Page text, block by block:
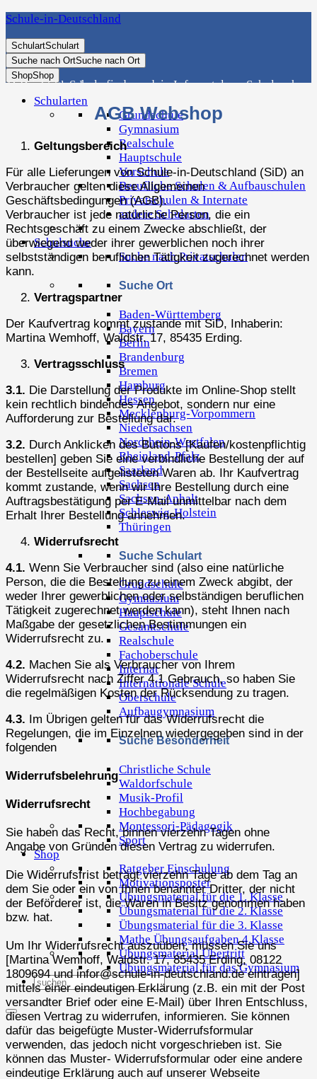
Schule-in-Deutschland
SchulartSchulart
Suche nach OrtSuche nach Ort
ShopShop
Schularten
Grundschule
Gymnasium
Realschule
Hauptschule
Vorschule
Berufliche Schulen & Aufbauschulen
Privatschulen & Internate
andere Schularten
Schulsuche
Suche nach Privatschulen
Suche Ort
Baden-Württemberg
Bayern
Berlin
Brandenburg
Bremen
Hamburg
Hessen
Mecklenburg-Vorpommern
Niedersachsen
Nordrhein-Westfalen
Rheinland-Pfalz
Saarland
Sachsen
Sachsen-Anhalt
Schleswig-Holstein
Thüringen
Suche Schulart
Grundschule
Gymnasium
Hauptschule
Gesamtschule
Realschule
Fachoberschule
Internat
Internationale Schule
Oberschule
Aufbaugymnasium
Suche Besonderheit
Christliche Schule
Waldorfschule
Musik-Profil
Hochbegabung
Montessori-Pädagogik
Sport
Shop
Ratgeber Einschulung
Motivationsposter
Übungsmaterial für die 1. Klasse
Übungsmaterial für die 2. Klasse
Übungsmaterial für die 3. Klasse
Mathe Übungsaufgaben 4.Klasse
Übungsmaterial Übertritt
Übungsmaterial für das Gymnasium
Die richtige Schule finden - dein Infoportal zur Schulsuche in Deutschland
AGB Webshop
Geltungsbereich
Für alle Lieferungen von Schule-in-Deutschland (SiD) an
Verbraucher gelten diese Allgemeinen
Geschäftsbedingungen (AGB).
Verbraucher ist jede natürliche Person, die ein
Rechtsgeschäft zu einem Zwecke abschließt, der
überwiegend weder ihrer gewerblichen noch ihrer
selbstständigen beruflichen Tätigkeit zugerechnet werden
kann.
Vertragspartner
Der Kaufvertrag kommt zustande mit SiD, Inhaberin:
Martina Wemhoff, Waldstr. 17, 85435 Erding.
Vertragsschluss
3.1. Die Darstellung der Produkte im Online-Shop stellt
kein rechtlich bindendes Angebot, sondern nur eine
Aufforderung zur Bestellung dar.
3.2. Durch Anklicken des Buttons [Kaufen/kostenpflichtig
bestellen] geben Sie eine verbindliche Bestellung der auf
der Bestellseite aufgelisteten Waren ab. Ihr Kaufvertrag
kommt zustande, wenn wir Ihre Bestellung durch eine
Auftragsbestätigung per E-Mail unmittelbar nach dem
Erhalt Ihrer Bestellung annehmen.
Widerrufsrecht
4.1. Wenn Sie Verbraucher sind (also eine natürliche
Person, die die Bestellung zu einem Zweck abgibt, der
weder Ihrer gewerblichen oder selbständigen beruflichen
Tätigkeit zugerechnet werden kann), steht Ihnen nach
Maßgabe der gesetzlichen Bestimmungen ein
Widerrufsrecht zu.
4.2. Machen Sie als Verbraucher von Ihrem
Widerrufsrecht nach Ziffer 4.1 Gebrauch, so haben Sie
die regelmäßigen Kosten der Rücksendung zu tragen.
4.3.
Im Übrigen gelten für das Widerrufsrecht die
Regelungen, die im Einzelnen wiedergegeben sind in der
folgenden
Widerrufsbelehrung
Widerrufsrecht
Sie haben das Recht, binnen vierzehn Tagen ohne
Angabe von Gründen diesen Vertrag zu widerrufen.
Die Widerrufsfrist beträgt vierzehn Tage ab dem Tag an
dem Sie oder ein von Ihnen benannter Dritter, der nicht
der Beförderer ist, die Waren in Besitz genommen haben
bzw. hat.
Um Ihr Widerrufsrecht auszuüben, müssen Sie uns
[Martina Wemhoff, Waldstr. 17, 85435 Erding, 08122
1809694 und infor@schule-in-deutschland.de eintragen]
mittels einer eindeutigen Erklärung (z.B. ein mit der Post
versandter Brief oder eine E-Mail) über Ihren Entschluss,
diesen Vertrag zu widerrufen, informieren. Sie können
dafür das beigefügte Muster-Widerrufsformular
verwenden, das jedoch nicht vorgeschrieben ist. Sie
können das Muster- Widerrufsformular oder eine andere
eindeutige Erklärung auch auf unserer Webseite